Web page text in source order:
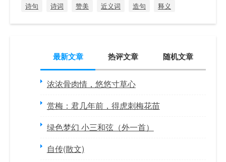
诗句
诗词 赞美 近义词 造句 释义
最新文章 热评文章 随机文章
浓浓骨肉情，悠悠寸草心
赏梅：君几年前，得虎刺梅花苗
绿色梦幻 小三和弦（外一首）
自传(散文)